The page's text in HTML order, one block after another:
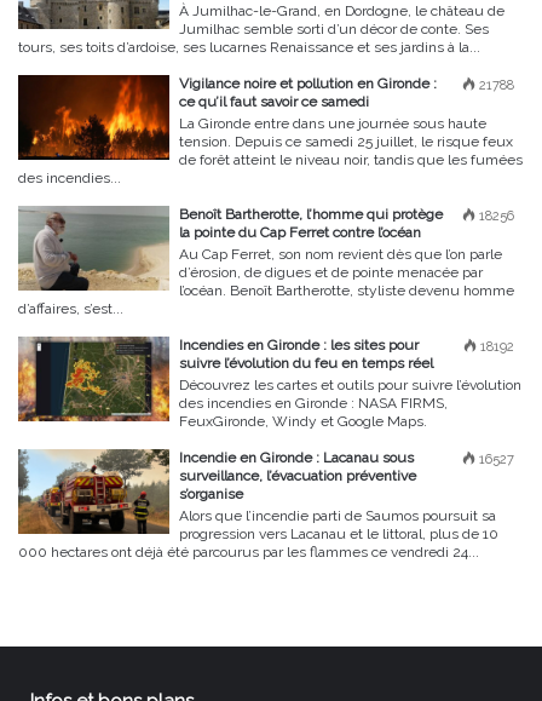
À Jumilhac-le-Grand, en Dordogne, le château de
Jumilhac semble sorti d’un décor de conte. Ses
tours, ses toits d’ardoise, ses lucarnes Renaissance et ses jardins à la...
21788
Vigilance noire et pollution en Gironde :
ce qu’il faut savoir ce samedi
La Gironde entre dans une journée sous haute
tension. Depuis ce samedi 25 juillet, le risque feux
de forêt atteint le niveau noir, tandis que les fumées
des incendies...
18256
Benoît Bartherotte, l’homme qui protège
la pointe du Cap Ferret contre l’océan
Au Cap Ferret, son nom revient dès que l’on parle
d’érosion, de digues et de pointe menacée par
l’océan. Benoît Bartherotte, styliste devenu homme
d’affaires, s’est...
18192
Incendies en Gironde : les sites pour
suivre l’évolution du feu en temps réel
Découvrez les cartes et outils pour suivre l’évolution
des incendies en Gironde : NASA FIRMS,
FeuxGironde, Windy et Google Maps.
16527
Incendie en Gironde : Lacanau sous
surveillance, l’évacuation préventive
s’organise
Alors que l’incendie parti de Saumos poursuit sa
progression vers Lacanau et le littoral, plus de 10
000 hectares ont déjà été parcourus par les flammes ce vendredi 24...